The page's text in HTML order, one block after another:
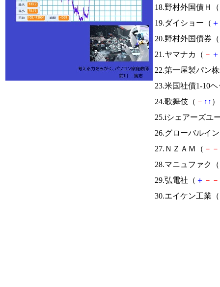
18.野村外国債Ｈ（
19.ダイショー（ ＋
20.野村外国債券（
21.ヤマナカ（ － ＋
22.第一屋製パン
23.米国社債1-10
24.歌舞伎（ － ↑ ↑
25.iシェアーズユ
26.グローバルイ
27.ＮＺＡＭ（ － －
28.マニュファク（
29.弘電社（ ＋ － －
30.エイケン工業（